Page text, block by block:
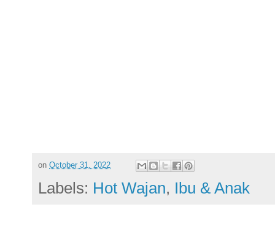
on October 31, 2022
Labels: Hot Wajan, Ibu & Anak